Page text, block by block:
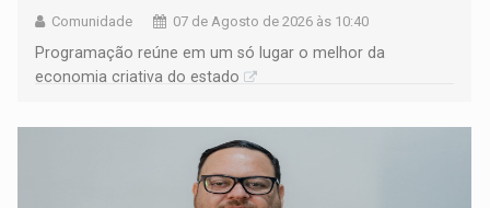
Comunidade 07 de Agosto de 2026 às 10:40
Programação reúne em um só lugar o melhor da
economia criativa do estado